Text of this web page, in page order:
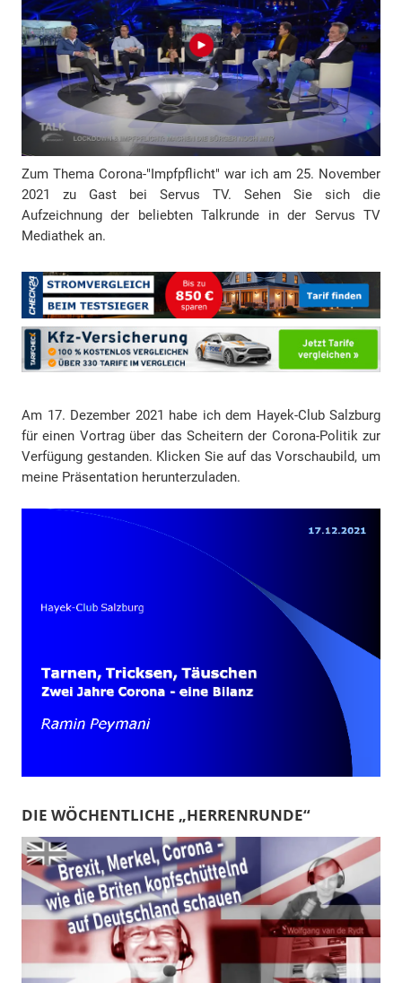
r
e
s
s
Zum Thema Corona-"Impfpflicht" war ich am 25. November
2021 zu Gast bei Servus TV. Sehen Sie sich die
Aufzeichnung der beliebten Talkrunde in der Servus TV
Mediathek an.
Am 17. Dezember 2021 habe ich dem Hayek-Club Salzburg
für einen Vortrag über das Scheitern der Corona-Politik zur
Verfügung gestanden. Klicken Sie auf das Vorschaubild, um
meine Präsentation herunterzuladen.
DIE WÖCHENTLICHE „HERRENRUNDE“